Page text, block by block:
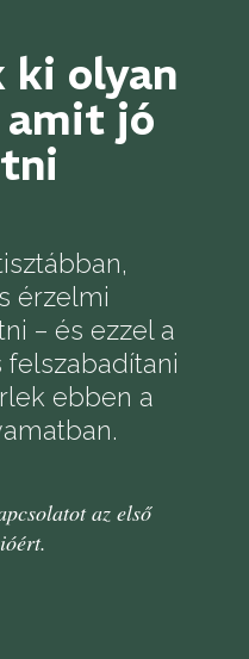
ki olyan
amit jó
érzelmi
– és ezzel a
ebben a
az első